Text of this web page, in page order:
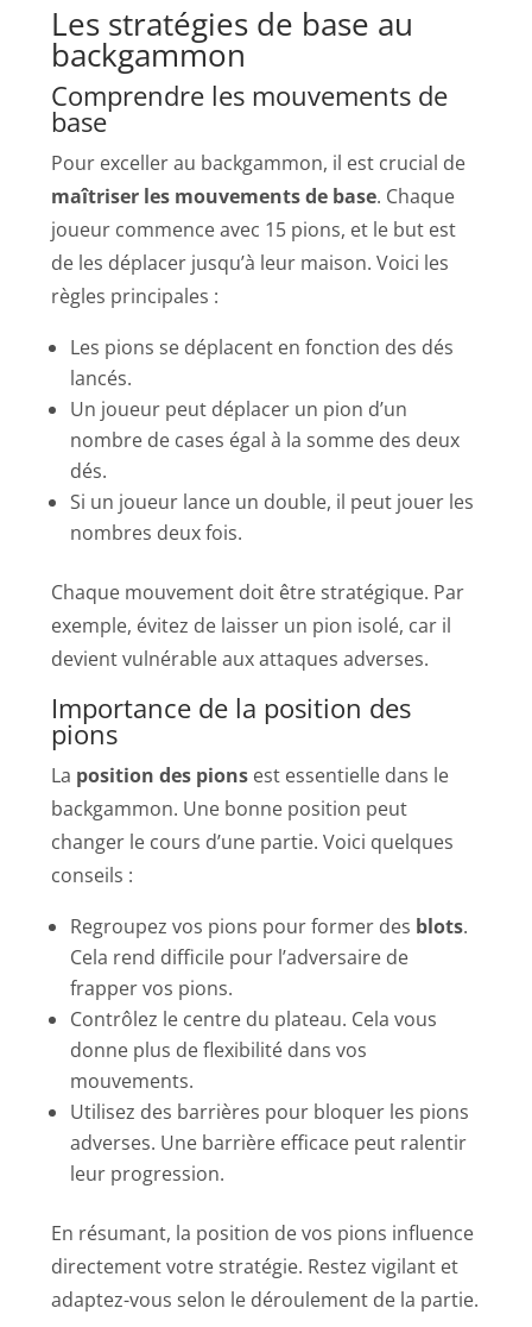
Les stratégies de base au
backgammon
Comprendre les mouvements de
base
Pour exceller au backgammon, il est crucial de
maîtriser les mouvements de base. Chaque
joueur commence avec 15 pions, et le but est
de les déplacer jusqu’à leur maison. Voici les
règles principales :
Les pions se déplacent en fonction des dés
lancés.
Un joueur peut déplacer un pion d’un
nombre de cases égal à la somme des deux
dés.
Si un joueur lance un double, il peut jouer les
nombres deux fois.
Chaque mouvement doit être stratégique. Par
exemple, évitez de laisser un pion isolé, car il
devient vulnérable aux attaques adverses.
Importance de la position des
pions
La position des pions est essentielle dans le
backgammon. Une bonne position peut
changer le cours d’une partie. Voici quelques
conseils :
Regroupez vos pions pour former des blots.
Cela rend difficile pour l’adversaire de
frapper vos pions.
Contrôlez le centre du plateau. Cela vous
donne plus de flexibilité dans vos
mouvements.
Utilisez des barrières pour bloquer les pions
adverses. Une barrière efficace peut ralentir
leur progression.
En résumant, la position de vos pions influence
directement votre stratégie. Restez vigilant et
adaptez-vous selon le déroulement de la partie.